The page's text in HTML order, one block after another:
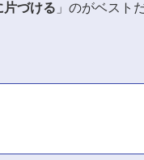
片づける 」のがベスト